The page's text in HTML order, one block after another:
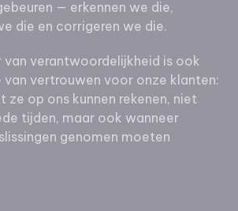
— erkennen we die,
die en corrigeren we die.
van verantwoordelijkheid is ook
van vertrouwen voor onze klanten:
ze op ons kunnen rekenen, niet
tijden, maar ook wanneer
genomen moeten